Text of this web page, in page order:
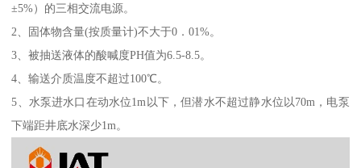
±5%）的三相交流电源。
2、固体物含量(按质量计)不大于0．01%。
3、被抽送液体的酸喊度PH值为6.5-8.5。
4、输送介质温度不超过100℃。
5、水泵进水口在动水位1m以下，但潜水不超过静水位以70m，电泵
下端距井底水深少1m。